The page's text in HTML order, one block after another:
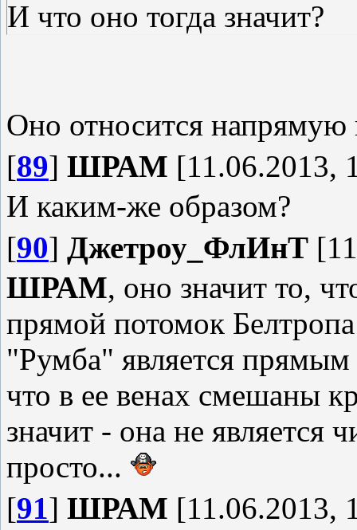
И что оно тогда значит?
Оно относится напрямую
[89] ШРАМ [11.06.2013,
И каким-же образом?
[90] Джетроу_ФлИнТ
ШРАМ, оно значит то,
прямой потомок
"Румба" является
что в ее венах смешаны
значит - она не является
просто...
[91] ШРАМ [11.06.2013,